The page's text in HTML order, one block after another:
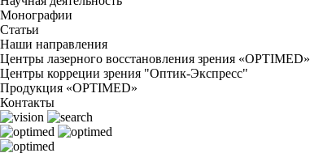
Монографии
Статьи
Наши направления
Центры лазерного восстановления зрения «OPTIMED»
Центры корреции зрения "Оптик-Экспресс"
Продукция «OPTIMED»
Контакты